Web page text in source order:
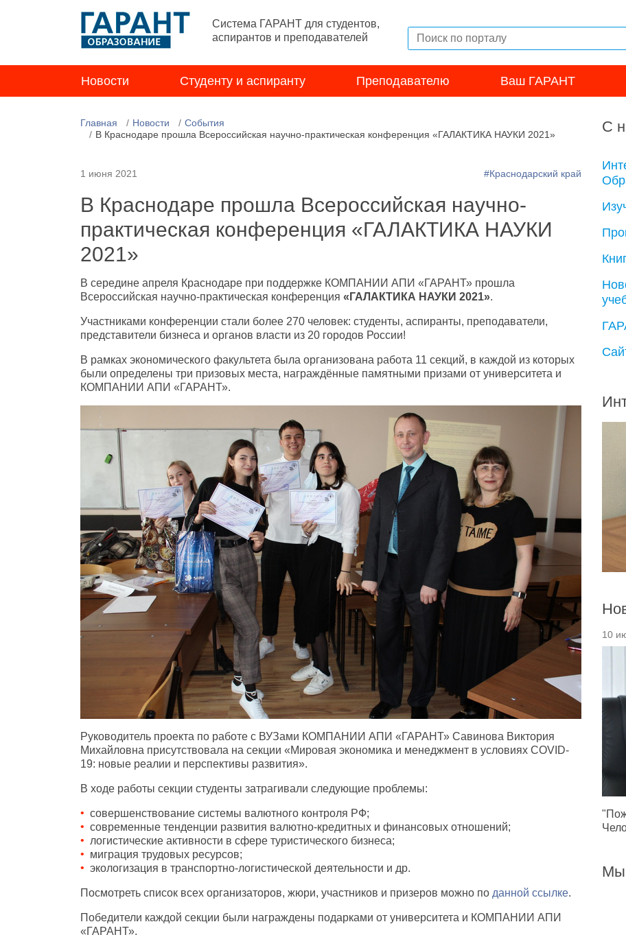
Система ГАРАНТ для студентов,
аспирантов и преподавателей
Новости Студенту и аспиранту Преподавателю Ваш ГАРАНТ
Главная Новости
События
В Краснодаре прошла Всероссийская научно-практическая конференция «ГАЛАКТИКА НАУКИ 2021»
1 июня 2021 #Краснодарский край
В Краснодаре прошла Всероссийская научно-
практическая конференция «ГАЛАКТИКА НАУКИ
2021»
В середине апреля Краснодаре при поддержке КОМПАНИИ АПИ «ГАРАНТ» прошла
Всероссийская научно-практическая конференция «ГАЛАКТИКА НАУКИ 2021».
Участниками конференции стали более 270 человек: студенты, аспиранты, преподаватели,
представители бизнеса и органов власти из 20 городов России!
В рамках экономического факультета была организована работа 11 секций, в каждой из которых
были определены три призовых места, награждённые памятными призами от университета и
КОМПАНИИ АПИ «ГАРАНТ».
Руководитель проекта по работе с ВУЗами КОМПАНИИ АПИ «ГАРАНТ» Савинова Виктория
Михайловна присутствовала на секции «Мировая экономика и менеджмент в условиях COVID-
19: новые реалии и перспективы развития».
В ходе работы секции студенты затрагивали следующие проблемы:
совершенствование системы валютного контроля РФ;
современные тенденции развития валютно-кредитных и финансовых отношений;
логистические активности в сфере туристического бизнеса;
миграция трудовых ресурсов;
экологизация в транспортно-логистической деятельности и др.
Посмотреть список всех организаторов, жюри, участников и призеров можно по данной ссылке.
Победители каждой секции были награждены подарками от университета и КОМПАНИИ АПИ
«ГАРАНТ».
С
10
Мы